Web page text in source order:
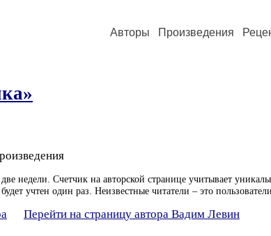
Авторы Произведения
недели. Счетчик на авторской странице учитывает
учтен один раз. Неизвестные читатели – это
Перейти на страницу автора Вадим Левин